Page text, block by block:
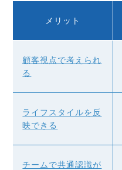
メリット
顧客視点で考えられ
る
ライフスタイルを反
映できる
チームで共通認識が